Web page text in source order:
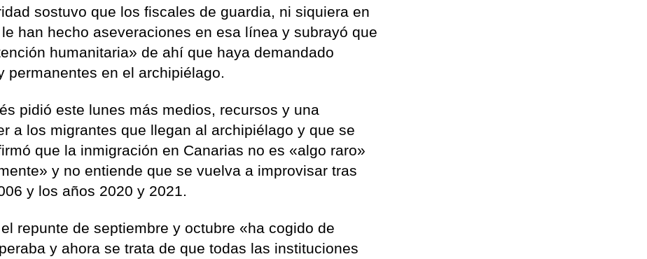
sostuvo que los fiscales de guardia, ni siquiera en
han hecho aseveraciones en esa línea y subrayó que
humanitaria» de ahí que haya demandado
permanentes en el archipiélago.
pidió este lunes más medios, recursos y una
a los migrantes que llegan al archipiélago y que se
que la inmigración en Canarias no es «algo raro»
y no entiende que se vuelva a improvisar tras
y los años 2020 y 2021.
repunte de septiembre y octubre «ha cogido de
y ahora se trata de que todas las instituciones